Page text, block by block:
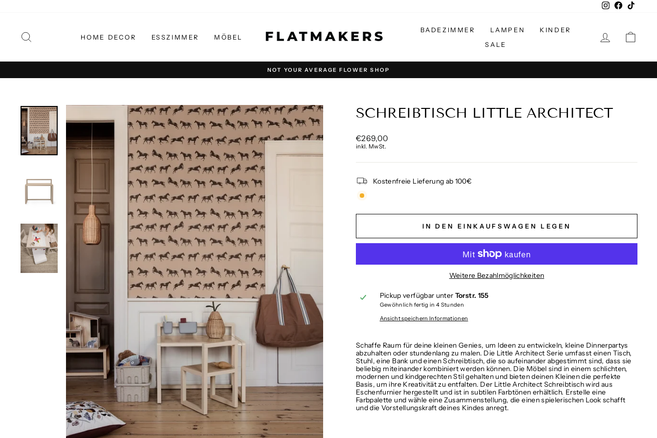
Instagram
Facebook
HOME DECOR ESSZIMMER MÖBEL
BADEZIMMER LAMPEN
KINDER
SALE
Pause
NOT YOUR AVERAGE FLOWER SHOP
SCHREIBTISCH LITTLE ARCHITECT
Normaler
Preis
€269,00
inkl. MwSt.
Kostenfreie Lieferung ab 100€
IN DEN EINKAUFSWAGEN LEGEN
Weitere Bezahlmöglichkeiten
Pickup verfügbar unter Torstr. 155
Gewöhnlich fertig in 4 Stunden
Ansicht speichern Informationen
Schaffe Raum für deine kleinen Genies, um Ideen zu entwickeln, kleine Dinnerpartys
abzuhalten oder stundenlang zu malen. Die Little Architect Serie umfasst einen Tisch,
Stuhl, eine Bank und einen Schreibtisch, die so aufeinander abgestimmt sind, dass sie
beliebig miteinander kombiniert werden können. Die Möbel sind in einem schlichten,
modernen und kindgerechten Stil gehalten und bieten deinen Kleinen die perfekte
Basis, um ihre Kreativität zu entfalten. Der Little Architect Schreibtisch wird aus
Eschenfurnier hergestellt und ist in subtilen Farbtönen erhältlich. Erstelle eine
Farbpalette und wähle eine Zusammenstellung, die einen spielerischen Look schafft
und die Vorstellungskraft deines Kindes anregt.